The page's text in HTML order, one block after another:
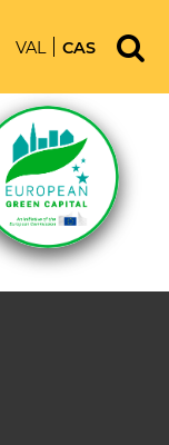
VAL CAS